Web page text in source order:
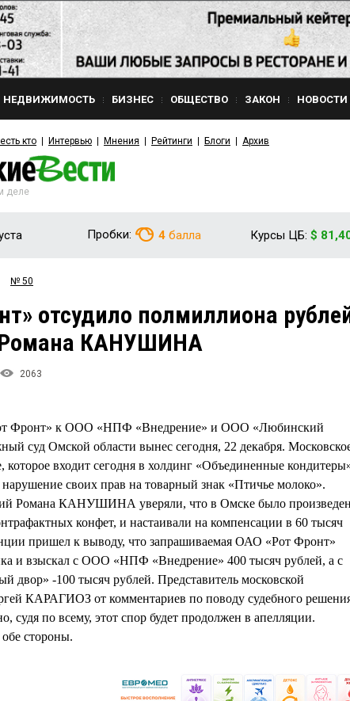
НЕДВИЖИМОСТЬ БИЗНЕС ОБЩЕСТВО ЗАКОН
кто Интервью Мнения Рейтинги Блоги Архив
деле
Пробки: 4 балла Курсы ЦБ: $
№ 50
отсудило полмиллиона
Романа КАНУШИНА
2063
Фронт» к ООО «НПФ «Внедрение» и ООО «Любинский
суд Омской области вынес сегодня, 22 декабря.
которое входит сегодня в холдинг «Объединенные
нарушение своих прав на товарный знак «Птичье молоко».
Романа КАНУШИНА уверяли, что в Омске было
конфет, и настаивали на компенсации в 60 тысяч
пришел к выводу, что запрашиваемая ОАО «Рот Фронт»
и взыскал с ООО «НПФ «Внедрение» 400 тысяч рублей, а с
-100 тысяч рублей. Представитель московской
КАРАГИОЗ от комментариев по поводу судебного
судя по всему, этот спор будет продолжен в апелляции.
стороны.